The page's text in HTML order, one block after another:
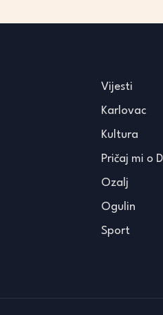
Vijesti
Karlovac
Kultura
Pričaj mi o
Ozalj
Ogulin
Sport